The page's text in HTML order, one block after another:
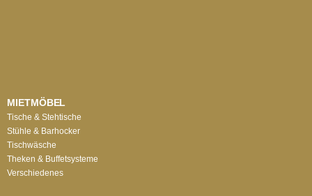
MIETMÖBEL
Tische & Stehtische
Stühle & Barhocker
Tischwäsche
Theken & Buffetsysteme
Verschiedenes